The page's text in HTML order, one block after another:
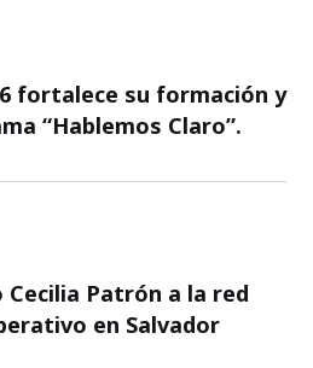
fortalece su formación y
“Hablemos Claro”.
Patrón a la red
en Salvador